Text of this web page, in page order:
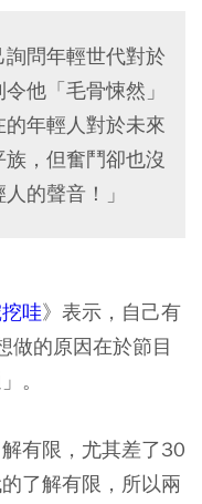
問年輕世代對於
他「毛骨悚然」
年輕人對於未來
，但奮鬥卻也沒
的聲音！」
哇》表示，自己有
做的原因在於節目
。
有限，尤其差了30
了解有限，所以兩